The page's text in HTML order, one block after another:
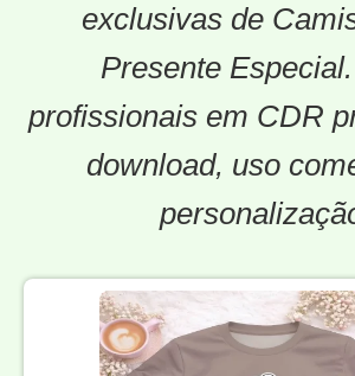
exclusivas de
Presente
profissionais em CDR
download, uso